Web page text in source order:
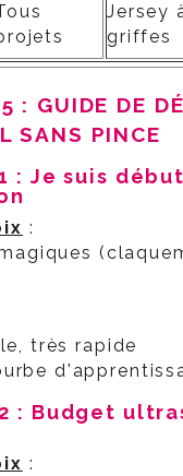
Jersey
griffes
: GUIDE DE
SANS PINCE
: Je suis
:​
très rapide
: Budget
:​